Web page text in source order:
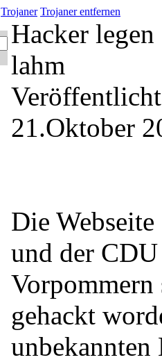
Trojaner Trojaner entfernen
Hacker
lahm
21.Oktober
Die
und der
Vorpommern
gehackt
unbekannten